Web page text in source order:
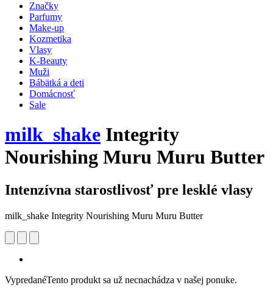
Značky
Parfumy
Make-up
Kozmetika
Vlasy
K-Beauty
Muži
Bábätká a deti
Domácnosť
Sale
milk_shake Integrity
Nourishing Muru Muru Butter
Intenzívna starostlivosť pre lesklé vlasy
milk_shake Integrity Nourishing Muru Muru Butter
VypredanéTento produkt sa už necnachádza v našej ponuke.